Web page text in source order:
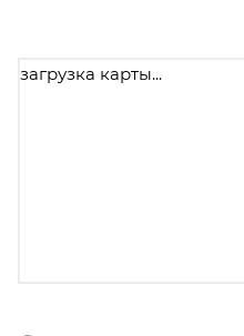
загрузка карты...